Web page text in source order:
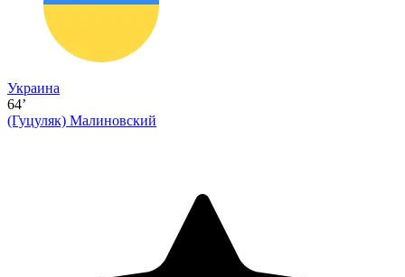
Украина
64’
(Гуцуляк) Малиновский